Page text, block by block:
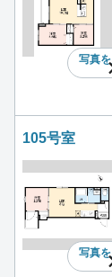
写真を
105号室
写真を